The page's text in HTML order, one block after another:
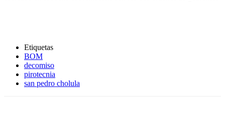
Etiquetas
BOM
decomiso
pirotecnia
san pedro cholula